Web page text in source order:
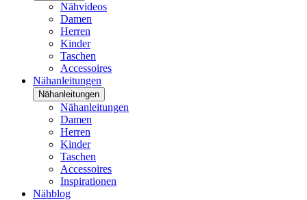
Nähvideos
Damen
Herren
Kinder
Taschen
Accessoires
Nähanleitungen
Nähanleitungen
Nähanleitungen
Damen
Herren
Kinder
Taschen
Accessoires
Inspirationen
Nähblog